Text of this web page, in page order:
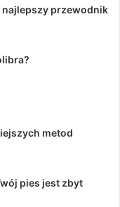
przewodnik
metod
pies jest zbyt